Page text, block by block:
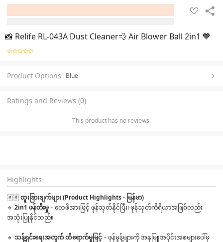
📸 Relife RL-043A Dust Cleaner💨 Air Blower Ball 2in1 💙
Product Options Blue
Ratings and Reviews (0)
This product has no reviews.
Highlights
🇲🇲 ထူးခြားချက်များ (Product Highlights - မြန်မာ)
🔹 2in1 ဖန်တီးမှု – လေဖိအားဖြင့် ဖုန်သုတ်နိုင်ပြီး၊ ဖုန်သုတ်ကိရိယာအဖြစ်လည်း
အသုံးပြုနိုင်သည်။
🔹 သန့်ရှင်းရေးအတွက် ထိရောက်မှုမြင့် – ဖုန်မှုန့်များကို အနုမြူအပိုင်းအစများပေါ်မှ